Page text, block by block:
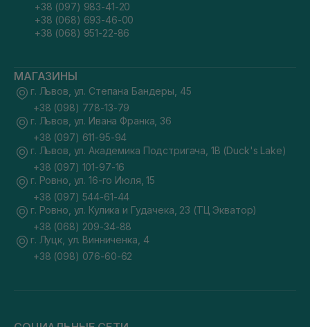
+38 (097) 983-41-20
+38 (068) 693-46-00
+38 (068) 951-22-86
МАГАЗИНЫ
г. Львов, ул. Степана Бандеры, 45
+38 (098) 778-13-79
г. Львов, ул. Ивана Франка, 36
+38 (097) 611-95-94
г. Львов, ул. Академика Подстригача, 1В (Duck's Lake)
+38 (097) 101-97-16
г. Ровно, ул. 16-го Июля, 15
+38 (097) 544-61-44
г. Ровно, ул. Кулика и Гудачека, 23 (ТЦ Экватор)
+38 (068) 209-34-88
г. Луцк, ул. Винниченка, 4
+38 (098) 076-60-62